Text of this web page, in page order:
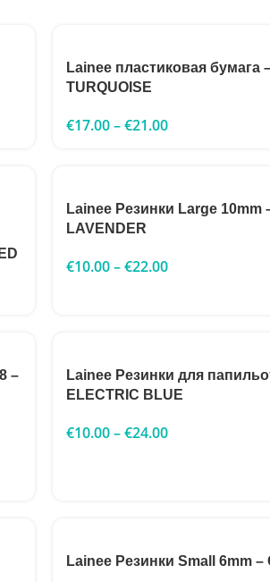
Lainee пластиковая бумага
TURQUOISE
€17.00–€21.00
Lainee Резинки Large 10mm
LAVENDER
€10.00–€22.00
–
Lainee Резинки для
ELECTRIC BLUE
€10.00–€24.00
Lainee Резинки Small 6mm –